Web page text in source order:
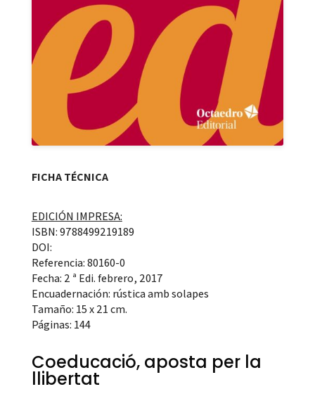
FICHA TÉCNICA
EDICIÓN IMPRESA:
ISBN: 9788499219189
DOI:
Referencia: 80160-0
Fecha: 2 ª Edi. febrero, 2017
Encuadernación: rústica amb solapes
Tamaño: 15 x 21 cm.
Páginas: 144
Coeducació, aposta per la
llibertat